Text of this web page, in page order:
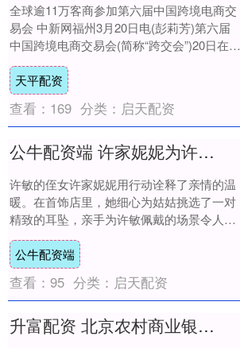
全球逾11万客商参加第六届中国跨境电商交
易会 中新网福州3月20日电(彭莉芳)第六届
中国跨境电商交易会(简称“跨交会”)20日在福
州落幕，展览规模与客商数量创历....
天平配资
查看： 169 分类： 启天配资
公牛配资端 许家妮妮为许敏戴耳坠货真价实小棉袄！许敏写情诗展现才艺太暖心
许敏的侄女许家妮妮用行动诠释了亲情的温
暖。在首饰店里，她细心为姑姑挑选了一对
精致的耳坠，亲手为许敏佩戴的场景令人动
容。这个看似简单的举动，却饱含着深厚的
亲情。 ....
公牛配资端
查看： 95 分类： 启天配资
升富配资 北京农村商业银行股份有限公司入围《经济观察报》2024—2025年度受尊敬企业